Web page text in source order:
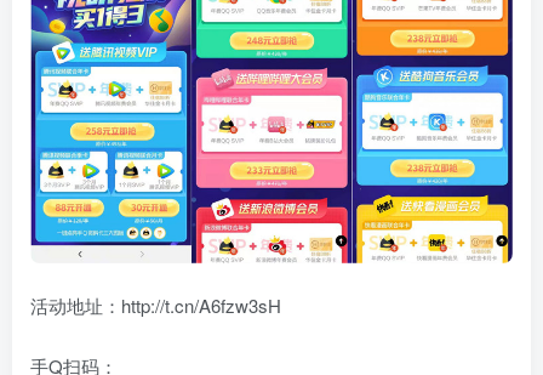
活动地址：http://t.cn/A6fzw3sH
手Q扫码：